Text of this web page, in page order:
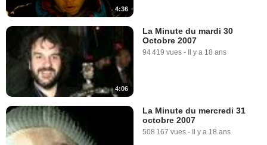
4:36
4:06
La Minute du mardi 30
Octobre 2007
94 419 vues - Il y a 18 ans
La Minute du mercredi 31
octobre 2007
508 167 vues - Il y a 18 ans